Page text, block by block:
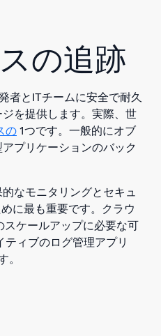
の追跡
者とITチームに安全で耐久
を提供します。実際、世
の 1つです。一般的にオブ
プリケーションのバック
なモニタリングとセキュ
に最も重要です。クラウ
スケールアップに必要な可
ィブのログ管理アプリ
。